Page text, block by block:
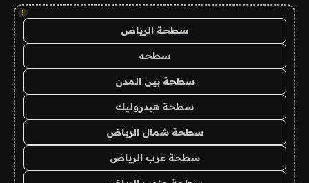
!
سطحة الرياض
سطحه
سطحة بين المدن
سطحة هيدروليك
سطحة شمال الرياض
سطحة غرب الرياض